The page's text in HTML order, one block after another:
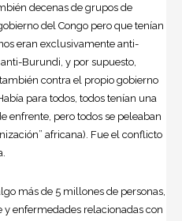
decenas de grupos de
del Congo pero que tenían
eran exclusivamente anti-
Burundi, y por supuesto,
contra el propio gobierno
para todos, todos tenían una
enfrente, pero todos se peleaban
africana). Fue el conflicto
más de 5 millones de personas,
y enfermedades relacionadas con